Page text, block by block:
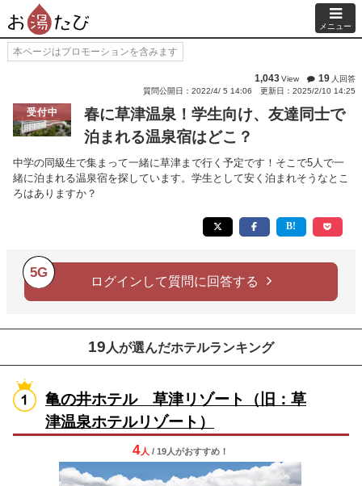
メニュー
本ページはプロモーションを含みます
1,043View 19 人回答
質問公開日：2022/4/ 5 14:06
更新日：2025/2/10 14:25
受付中
春に草津温泉！学生向け、友達同士で
泊まれる温泉宿はどこ？
中学の同級生で集まって一緒に草津まで行く予定です！そこで5人で一
緒に泊まれる温泉宿を探しています。学生として安く泊まれそうなとこ
ろはありますか？
5G
ログインして質問に回答する
19 人が選んだホテルランキング
亀の井ホテル 草津リゾート（旧：草
津温泉ホテルリゾート）
4人 / 19人がおすすめ！